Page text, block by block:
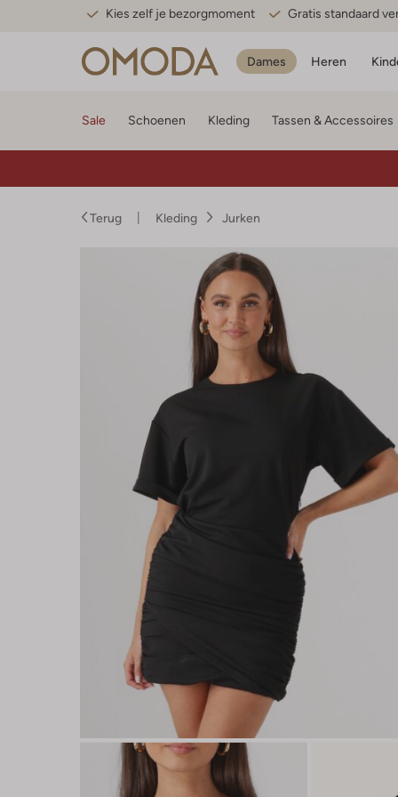
Kies zelf je bezorgmoment Gratis standaard
Dames Heren
Sale Schoenen Kleding Tassen & Accessoires
Terug Kleding Jurken